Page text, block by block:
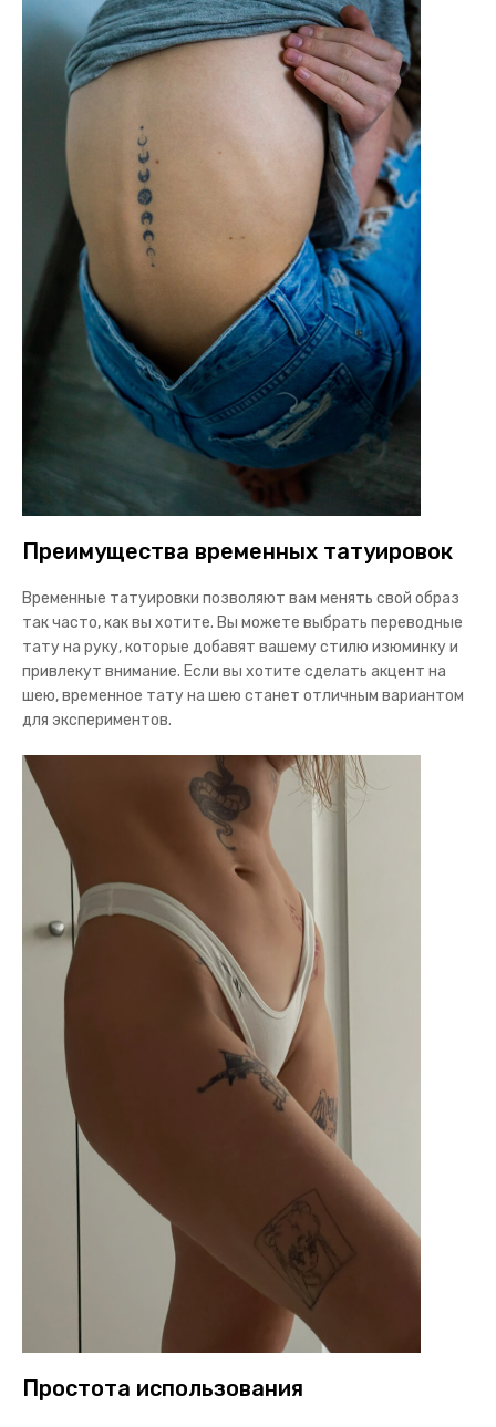
Преимущества временных татуировок
Временные татуировки позволяют вам менять свой образ
так часто, как вы хотите. Вы можете выбрать переводные
тату на руку, которые добавят вашему стилю изюминку и
привлекут внимание. Если вы хотите сделать акцент на
шею, временное тату на шею станет отличным вариантом
для экспериментов.
Простота использования